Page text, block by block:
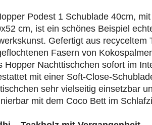
Podest 1 Schublade 40cm,
cm, ist ein schönes Beispiel
Gefertigt aus recyceltem
Fasern von
Hopper Nachttischchen sofort im
mit einer Soft-Close-
sehr vielseitig einsetzbar
mit dem Coco Bett im